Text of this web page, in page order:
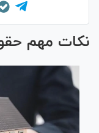
نکات مهم